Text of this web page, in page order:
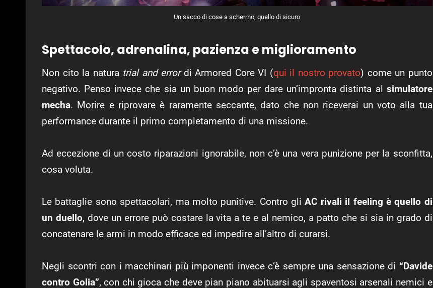
Un sacco di cose a schermo, quello di sicuro
Spettacolo, adrenalina, pazienza e miglioramento
Non cito la natura trial and errordi Armored Core VI (qui il nostro provato) come un punto
negativo. Penso invece che sia un buon modo per dare un’impronta distinta al simulatore
mecha. Morire e riprovare è raramente seccante, dato che non riceverai un voto alla tua
performance durante il primo completamento di una missione.
Ad eccezione di un costo riparazioni ignorabile, non c’è una vera punizione per la sconfitta,
cosa voluta.
Le battaglie sono spettacolari, ma molto punitive. Contro gli AC rivali il feeling è quello di
un duello, dove un errore può costare la vita a te e al nemico, a patto che si sia in grado di
concatenare le armi in modo efficace ed impedire all’altro di curarsi.
Negli scontri con i macchinari più imponenti invece c’è sempre una sensazione di “Davide
contro Golia”, con chi gioca che deve pian piano abituarsi agli spaventosi arsenali nemici e